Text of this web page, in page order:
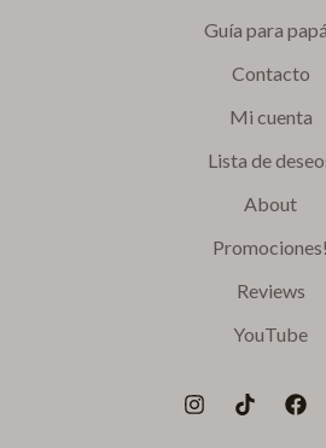
Guía para
Contacto
Mi cuenta
Lista de
About
Promociones!
Reviews
YouTube